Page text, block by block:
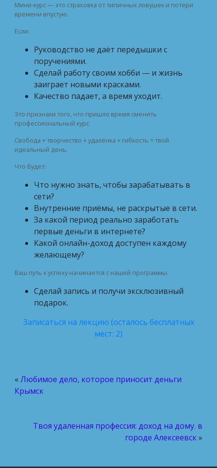
Мини-курс — это страховка от типичных ловушек и потери
времени впустую.
Если:
Руководство не даёт передышки с
поручениями.
Сделай работу своим хобби — и жизнь
заиграет новыми красками.
Качество падает, а время уходит.
Это признаки того, что пришло время сменить
профессиональный курс.
Свобода + творчество + удалёнка + гибкость = твой
идеальный день.
Что будет:
Что нужно знать, чтобы зарабатывать в
сети?
Внутренние приёмы, не раскрытые в сети.
За какой период реально заработать
первые деньги в интернете?
Какой онлайн-доход доступен каждому
желающему?
Ваш путь к успеху начинается с нашей программы.
Сделай запись и получи эксклюзивный
подарок.
Записаться на лекцию (осталось бесплатных
мест: 2)
«Любимое дело, которое приносит деньги
Крымск
Твоя удаленная профессия: доход на дому. в
городе Алексеевск»